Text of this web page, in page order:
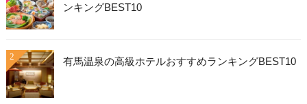
ンキングBEST10
2 有馬温泉の高級ホテルおすすめランキングBEST10